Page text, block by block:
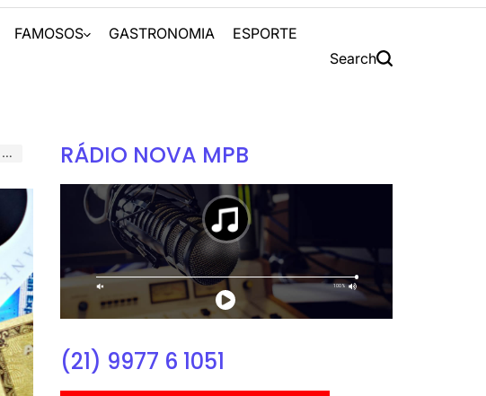
FAMOSOS GASTRONOMIA ESPORTE
Search
RÁDIO NOVA MPB
(21) 9977 6 1051